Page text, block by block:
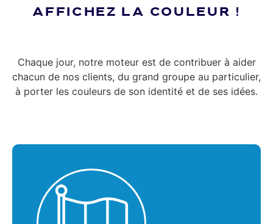
AFFICHEZ LA COULEUR !
Chaque jour, notre moteur est de contribuer à aider
chacun de nos clients, du grand groupe au particulier,
à porter les couleurs de son identité et de ses idées.